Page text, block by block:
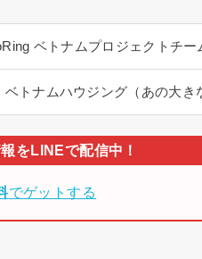
ベトナムプロジェクトチー
ベトナムハウジング（あの大き
でゲットする